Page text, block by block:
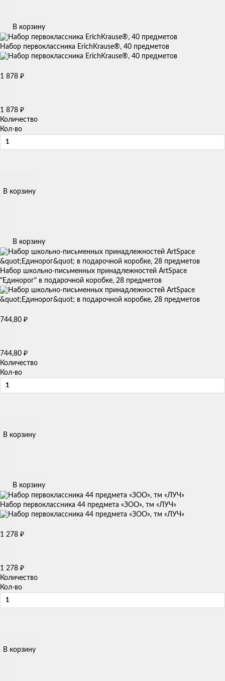
В корзину
Набор первоклассника ErichKrause®, 40 предметов
1 878 ₽
1 878 ₽
Количество
Кол-во
В корзину
В корзину
Набор школьно-письменных принадлежностей ArtSpace
"Единорог" в подарочной коробке, 28 предметов
744,80 ₽
744,80 ₽
Количество
Кол-во
В корзину
В корзину
Набор первоклассника 44 предмета «ЗОО», тм «ЛУЧ»
1 278 ₽
1 278 ₽
Количество
Кол-во
В корзину